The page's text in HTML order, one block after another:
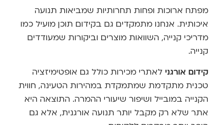
מפתח ארוכות ופחות תחרותיות שמביאות תנועה
איכותית. אנחנו מתמקדים גם בקידום תוכן מועיל כמו
מדריכי קנייה, השוואות מוצרים וביקורות שמעודדים
קנייה.
קידום אורגני לאתרי מכירות כולל גם אופטימיזציה
טכנית מתקדמת שמתמקדת במהירות הטעינה, חווית
הקנייה במובייל ושיפור שיעורי ההמרה. התוצאה היא
אתר שלא רק מקבל יותר תנועה אורגנית, אלא גם